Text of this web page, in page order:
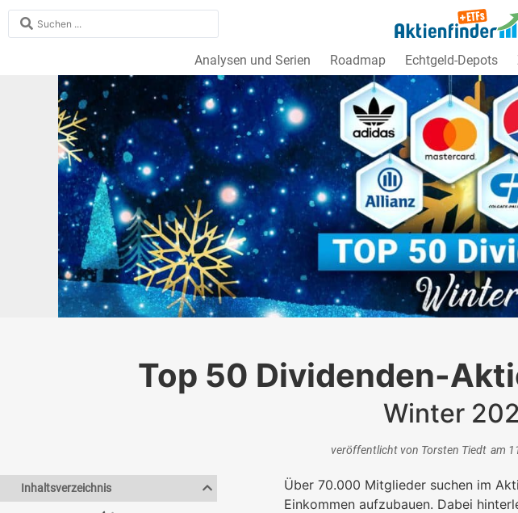
Analysen und Serien Roadmap Echtgeld-Depots
Top 50 Dividenden-
Winter
veröffentlicht von Torsten Tiedt am
Inhaltsverzeichnis
Über 70.000 Mitglieder suchen im
Einkommen aufzubauen. Dabei